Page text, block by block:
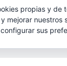
propias y de
mejorar
sus